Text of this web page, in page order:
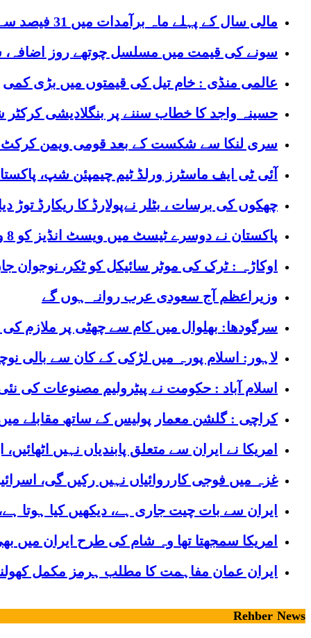
مالی سال کے پہلے ماہ برآمدات میں 31 فیصد سے زائد اضافہ ریکارڈ
سونے کی قیمت میں مسلسل چوتھے روز اضافہ،
عالمی منڈی : خام تیل کی قیمتوں میں بڑی کمی
حسینہ واجد کا خطاب سننے پر بنگلادیشی
سری لنکا سے شکست کے بعد قومی ویمن کرکٹ
آئی ٹی ایف ماسٹرز ورلڈ ٹیم چیمپئن شپ،
چھکوں کی برسات ، بٹلر نےپولارڈ کا ریکارڈ توڑ
پاکستان نے دوسرے ٹیسٹ میں ویسٹ انڈیز کو 8 وکٹوں سے شکست دے دی
اوکاڑہ : ٹرک کی موٹر سائیکل کو ٹکر،
وزیراعظم آج سعودی عرب روانہ ہوں گے
سرگودھا: بھلوال میں کام سے چھٹی پر ملازم
لاہور: اسلام پورہ میں لڑکی کے کان سے بالی
اسلام آباد : حکومت نے پیٹرولیم مصنوعات کی
کراچی : گلشن معمار پولیس کے ساتھ مقابلے میں 2 ڈاکو زخمی حالت میں
امریکا نے ایران سے متعلق پابندیاں نہیں اٹھائیں،
غزہ میں فوجی کارروائیاں نہیں رکیں گی،
ایران سے بات چیت جاری ہے، دیکھیں کیا ہوتا
امریکا سمجھتا تھا وہ شام کی طرح ایران میں
ایران عمان مفاہمت کا مطلب ہرمز مکمل
Rehber News